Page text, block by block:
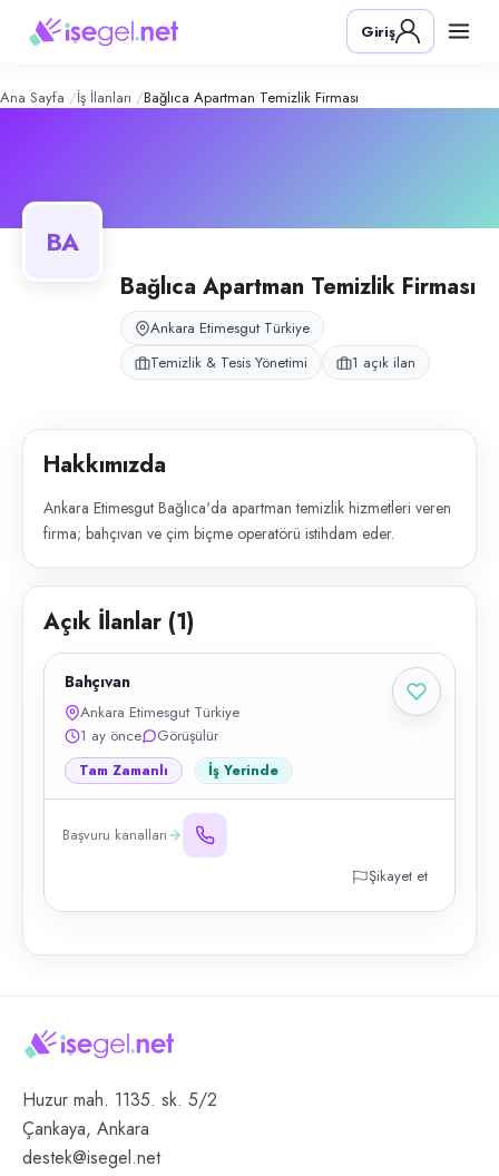
Apartman Temizlik Firması–
Konum:
Ankara Etimesgut Bağlıca'da apartman temizlik hizmetleri veren
Giriş
Ana Sayfa İş İlanları Bağlıca Apartman Temizlik Firması
BA
Bağlıca Apartman Temizlik Firması
Ankara Etimesgut Türkiye
Temizlik & Tesis Yönetimi
1 açık ilan
Hakkımızda
Ankara Etimesgut Bağlıca'da apartman temizlik hizmetleri veren
firma; bahçıvan ve çim biçme operatörü istihdam eder.
Açık İlanlar (1)
Bahçıvan
Ankara Etimesgut Türkiye
1 ay önce
Görüşülür
Tam Zamanlı İş Yerinde
Başvuru kanalları
Şikayet et
Huzur mah. 1135. sk. 5/2
Çankaya, Ankara
destek@isegel.net